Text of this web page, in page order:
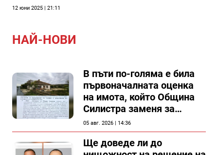
12 юни 2025 | 21:11
НАЙ-НОВИ
В пъти по-голяма е била
първоначалната оценка
на имота, който Община
Силистра заменя за
спирка, показват
документи
05 авг. 2026 | 14:36
Ще доведе ли до